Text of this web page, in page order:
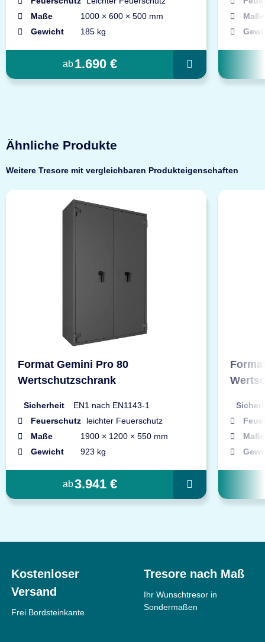
Maße
1000 × 600 × 500 mm
Gewicht
185 kg
ab1.690 €
Maße
Ähnliche Produkte
Weitere Tresore mit vergleichbaren Produkteigenschaften
Format Gemini Pro 80
Wertschutzschrank
Sicherheit
EN1 nach EN1143-1
Feuerschutz
leichter Feuerschutz
Maße
1900 × 1200 × 550 mm
Gewicht
923 kg
ab3.941 €
Maße
Kostenloser
Versand
Frei Bordsteinkante
Tresore nach Maß
Ihr Wunschtresor in
Sondermaßen